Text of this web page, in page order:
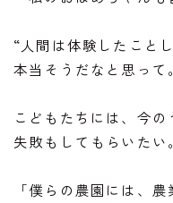
“人間は体験したこと
本当そうだなと思って。
こどもたちには、今の
失敗もしてもらいたい
「僕らの農園には、